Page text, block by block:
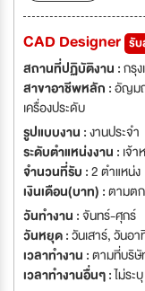
CAD Designer รั
สถานที่ปฏิบัติงาน :กรุ
สาขาอาชีพหลัก :อัญม
เครื่องประดับ
รูปแบบงาน :งานประจำ
ระดับตำแหน่งงาน : เจ้
จำนวนที่รับ :2 ตำแหน่ง
เงินเดือน(บาท) :ตามต
วันทำงาน :จันทร์-ศุกร์
วันหยุด :วันเสาร์,วันอ
เวลาทำงาน :ตามที่บริ
เวลาทำงานอื่นๆ :ไม่ระบุ